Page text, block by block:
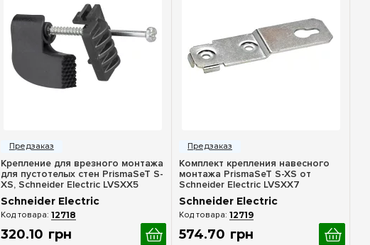
Крепление для врезного монтажа
для пустотелых стен PrismaSeT S-
XS, Schneider Electric LVSXX5
Schneider Electric
12718
320.10 грн
Комплект крепления навесного
монтажа PrismaSeT S-XS от
Schneider Electric LVSXX7
Schneider Electric
12719
574.70 грн